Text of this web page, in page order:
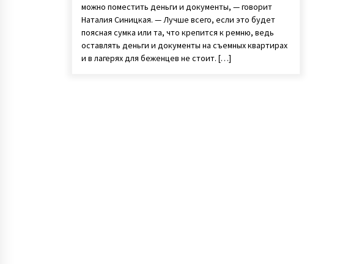
можно поместить деньги и документы, — говорит
Наталия Синицкая. — Лучше всего, если это будет
поясная сумка или та, что крепится к ремню, ведь
оставлять деньги и документы на съемных квартирах
и в лагерях для беженцев не стоит. […]